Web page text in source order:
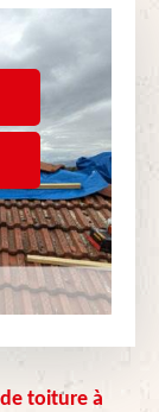
toiture à